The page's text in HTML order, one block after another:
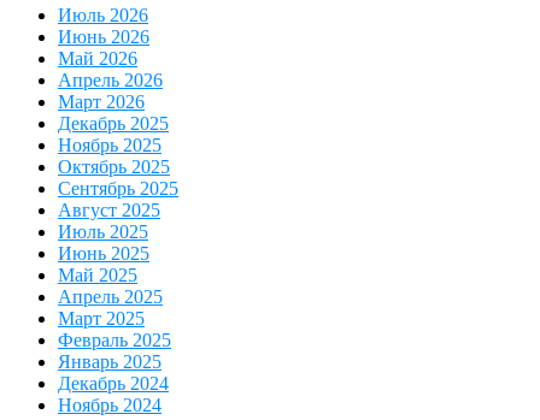
Июль 2026
Июнь 2026
Май 2026
Апрель 2026
Март 2026
Декабрь 2025
Ноябрь 2025
Октябрь 2025
Сентябрь 2025
Август 2025
Июль 2025
Июнь 2025
Май 2025
Апрель 2025
Март 2025
Февраль 2025
Январь 2025
Декабрь 2024
Ноябрь 2024